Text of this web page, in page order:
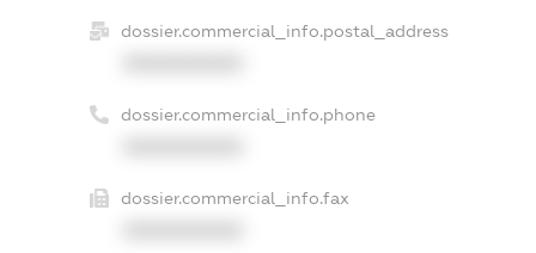
dossier.commercial_info.postal_address
dossier.commercial_info.phone
dossier.commercial_info.fax